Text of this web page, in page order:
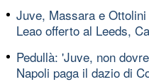
Juve, Massara e
Leao offerto al Leeds,
Pedullà: 'Juve, non
Napoli paga il dazio di